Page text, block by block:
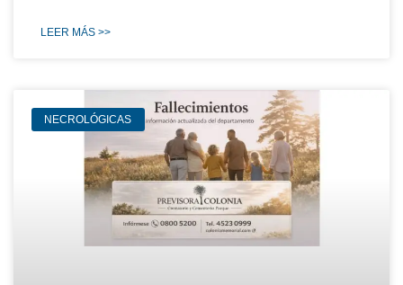
LEER MÁS >>
NECROLÓGICAS